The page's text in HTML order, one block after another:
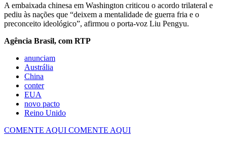
A embaixada chinesa em Washington criticou o acordo trilateral e
pediu às nações que “deixem a mentalidade de guerra fria e o
preconceito ideológico”, afirmou o porta-voz Liu Pengyu.
Agência Brasil, com RTP
anunciam
Austrália
China
conter
EUA
novo pacto
Reino Unido
COMENTE AQUI COMENTE AQUI